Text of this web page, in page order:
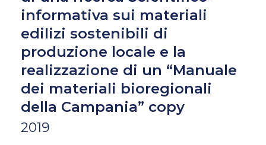
informativa sui materiali
edilizi sostenibili di
produzione locale e la
realizzazione di un “Manuale
dei materiali bioregionali
della Campania” copy
2019